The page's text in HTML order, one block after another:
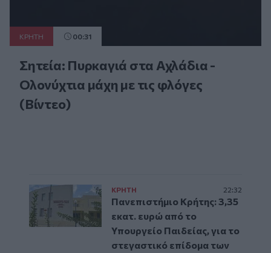
ΚΡΗΤΗ 00:31
Σητεία: Πυρκαγιά στα Αχλάδια -
Ολονύχτια μάχη με τις φλόγες
(Βίντεο)
ΚΡΗΤΗ 22:32
Πανεπιστήμιο Κρήτης: 3,35
εκατ. ευρώ από το
Υπουργείο Παιδείας, για το
στεγαστικό επίδομα των